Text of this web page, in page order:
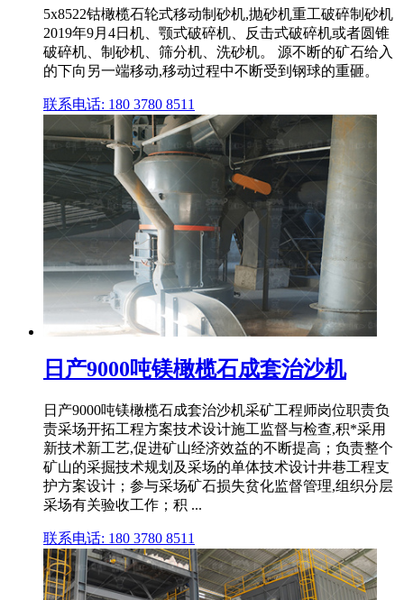
5x8522钴橄榄石轮式移动制砂机,抛砂机重工破碎制砂机
2019年9月4日机、颚式破碎机、反击式破碎机或者圆锥
破碎机、制砂机、筛分机、洗砂机。 源不断的矿石给入
的下向另一端移动,移动过程中不断受到钢球的重砸。
联系电话: 180 3780 8511
日产9000吨镁橄榄石成套治沙机
日产9000吨镁橄榄石成套治沙机采矿工程师岗位职责负
责采场开拓工程方案技术设计施工监督与检查,积*采用
新技术新工艺,促进矿山经济效益的不断提高；负责整个
矿山的采掘技术规划及采场的单体技术设计井巷工程支
护方案设计；参与采场矿石损失贫化监督管理,组织分层
采场有关验收工作；积 ...
联系电话: 180 3780 8511